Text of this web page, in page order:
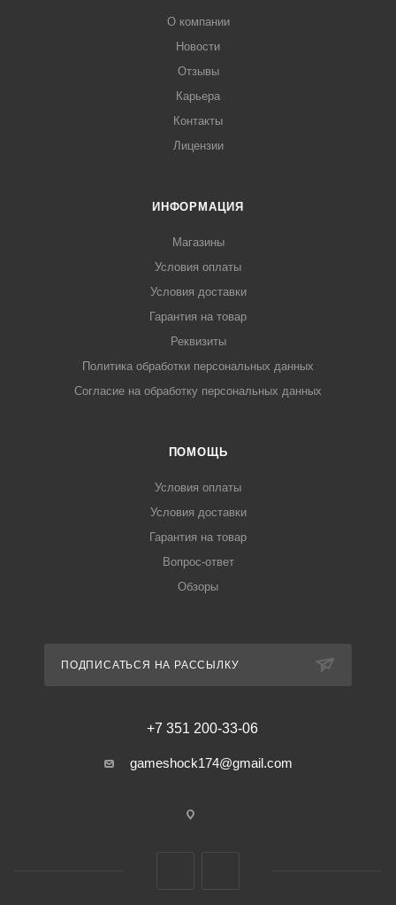
О компании
Новости
Отзывы
Карьера
Контакты
Лицензии
ИНФОРМАЦИЯ
Магазины
Условия оплаты
Условия доставки
Гарантия на товар
Реквизиты
Политика обработки персональных данных
Согласие на обработку персональных данных
ПОМОЩЬ
Условия оплаты
Условия доставки
Гарантия на товар
Вопрос-ответ
Обзоры
ПОДПИСАТЬСЯ НА РАССЫЛКУ
+7 351 200-33-06
gameshock174@gmail.com